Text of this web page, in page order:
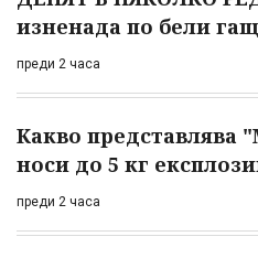
изненада по бели
преди 2 часа
Какво представлява
носи до 5 кг
преди 2 часа